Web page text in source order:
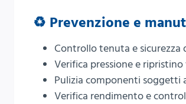
♻️ Prevenzione e
Controllo tenuta e sicurezza
Verifica pressione e
Pulizia componenti soggetti
Verifica rendimento e